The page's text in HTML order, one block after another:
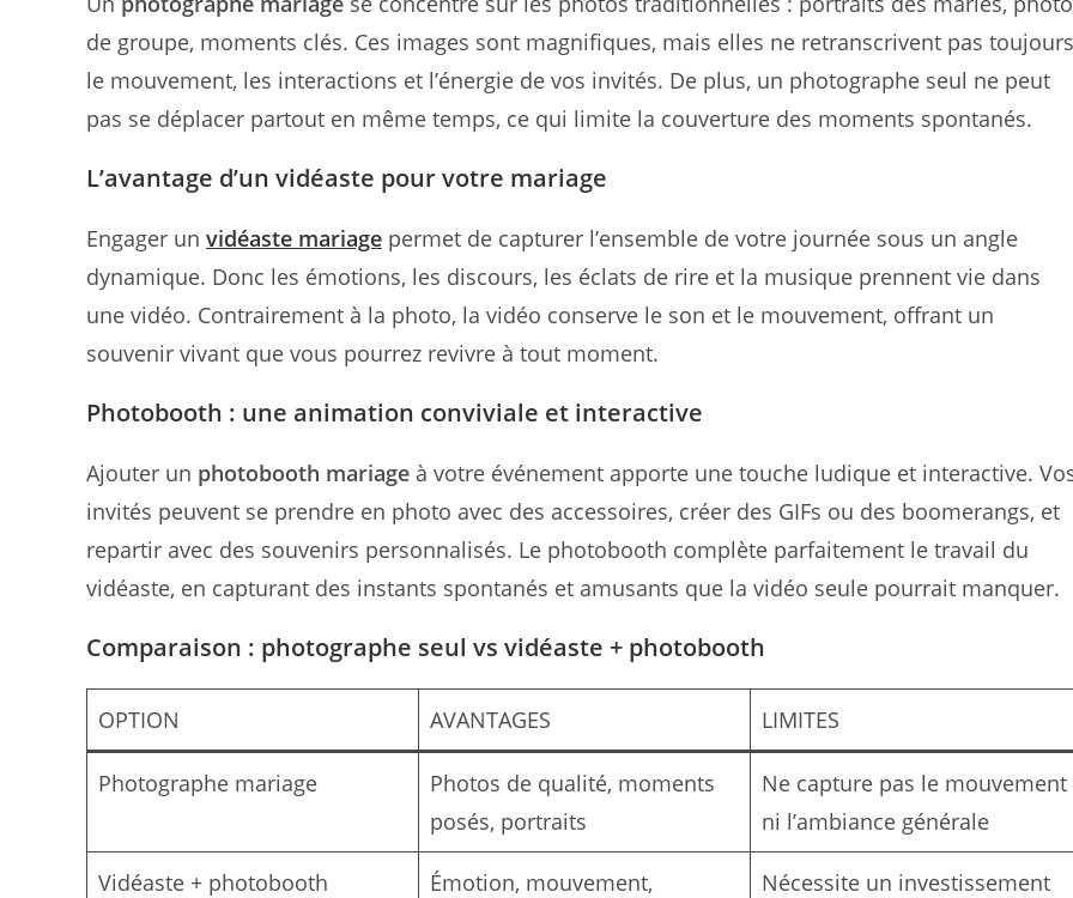
de groupe, moments clés. Ces images sont magnifiques, mais elles ne retranscrivent pas toujours
le mouvement, les interactions et l’énergie de vos invités. De plus, un photographe seul ne peut
pas se déplacer partout en même temps, ce qui limite la couverture des moments spontanés.
L’avantage d’un vidéaste pour votre mariage
Engager un vidéaste mariage permet de capturer l’ensemble de votre journée sous un angle
dynamique. Donc les émotions, les discours, les éclats de rire et la musique prennent vie dans
une vidéo. Contrairement à la photo, la vidéo conserve le son et le mouvement, offrant un
souvenir vivant que vous pourrez revivre à tout moment.
Photobooth : une animation conviviale et interactive
Ajouter un photobooth mariage à votre événement apporte une touche ludique et interactive.
invités peuvent se prendre en photo avec des accessoires, créer des GIFs ou des boomerangs, et
repartir avec des souvenirs personnalisés. Le photobooth complète parfaitement le travail du
vidéaste, en capturant des instants spontanés et amusants que la vidéo seule pourrait manquer.
Comparaison : photographe seul vs vidéaste + photobooth
OPTION AVANTAGES LIMITES
Photographe mariage
Photos de qualité, moments
posés, portraits
Ne capture pas le mouvement
ni l’ambiance générale
Vidéaste + photobooth
Émotion, mouvement,
Nécessite un investissement